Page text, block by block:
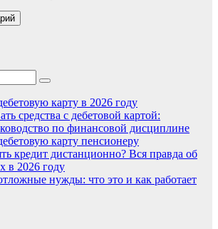
карту в 2026 году
средства с дебетовой картой:
по финансовой дисциплине
карту пенсионеру
кредит дистанционно? Вся правда об
в 2026 году
нужды: что это и как работает